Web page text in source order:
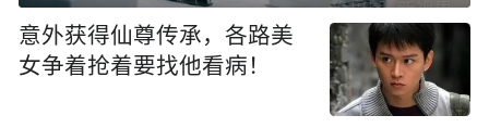
意外获得仙尊传承，各路美
女争着抢着要找他看病！